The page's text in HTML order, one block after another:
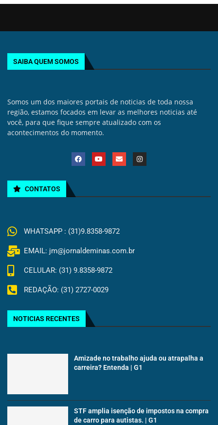
SAIBA QUEM SOMOS
Somos um dos maiores portais de noticias de toda nossa
região, estamos focados em levar as melhores noticias até
você, para que fique sempre atualizado com os
acontecimentos do momento.
CONTATOS
WHATSAPP : (31)9.8358-9872
EMAIL: jm@jornaldeminas.com.br
CELULAR: (31) 9.8358-9872
REDAÇÃO: (31) 2727-0029
NOTICIAS RECENTES
Amizade no trabalho ajuda ou atrapalha a
carreira? Entenda | G1
STF amplia isenção de impostos na compra
de carro para autistas. | G1